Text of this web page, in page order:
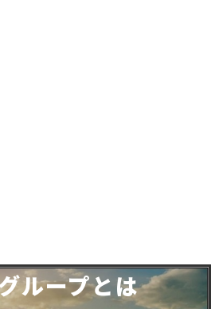
ループとは